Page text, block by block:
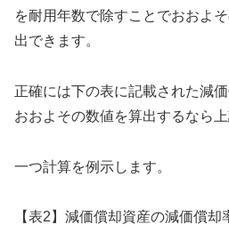
を耐用年数で除すことでおおよ
出できます。
正確には下の表に記載された減
おおよその数値を算出するなら
一つ計算を例示します。
【表2】減価償却資産の減価償却